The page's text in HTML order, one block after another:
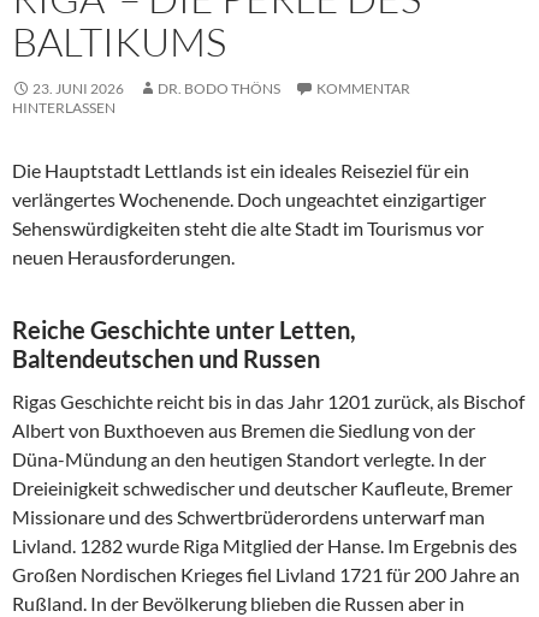
BALTIKUMS
23. JUNI 2026 DR. BODO THÖNS
KOMMENTAR
HINTERLASSEN
Die Hauptstadt Lettlands ist ein ideales Reiseziel für ein
verlängertes Wochenende. Doch ungeachtet einzigartiger
Sehenswürdigkeiten steht die alte Stadt im Tourismus vor
neuen Herausforderungen.
Reiche Geschichte unter Letten,
Baltendeutschen und Russen
Rigas Geschichte reicht bis in das Jahr 1201 zurück, als Bischof
Albert von Buxthoeven aus Bremen die Siedlung von der
Düna-Mündung an den heutigen Standort verlegte. In der
Dreieinigkeit schwedischer und deutscher Kaufleute, Bremer
Missionare und des Schwertbrüderordens unterwarf man
Livland. 1282 wurde Riga Mitglied der Hanse. Im Ergebnis des
Großen Nordischen Krieges fiel Livland 1721 für 200 Jahre an
Rußland. In der Bevölkerung blieben die Russen aber in